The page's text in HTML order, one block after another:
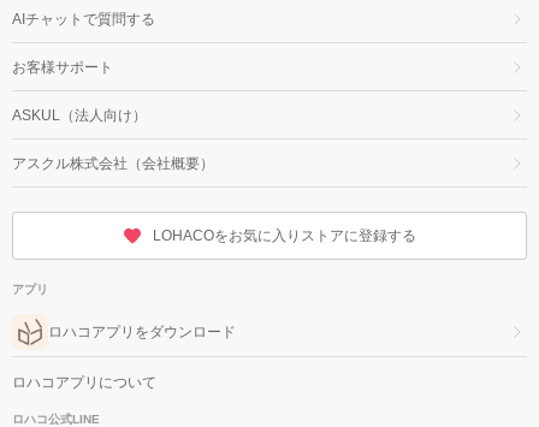
AIチャットで質問する
お客様サポート
ASKUL（法人向け）
アスクル株式会社（会社概要）
LOHACOをお気に入りストアに登録する
アプリ
ロハコアプリをダウンロード
ロハコアプリについて
ロハコ公式LINE